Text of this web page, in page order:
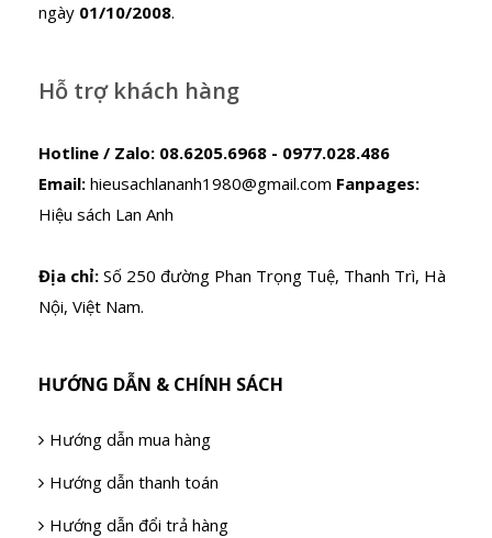
ngày 01/10/2008.
Hỗ trợ khách hàng
Hotline / Zalo: 08.6205.6968 - 0977.028.486
Email: hieusachlananh1980@gmail.com Fanpages:
Hiệu sách Lan Anh
Địa chỉ: Số 250 đường Phan Trọng Tuệ, Thanh Trì, Hà
Nội, Việt Nam.
HƯỚNG DẪN & CHÍNH SÁCH
Hướng dẫn mua hàng
Hướng dẫn thanh toán
Hướng dẫn đổi trả hàng